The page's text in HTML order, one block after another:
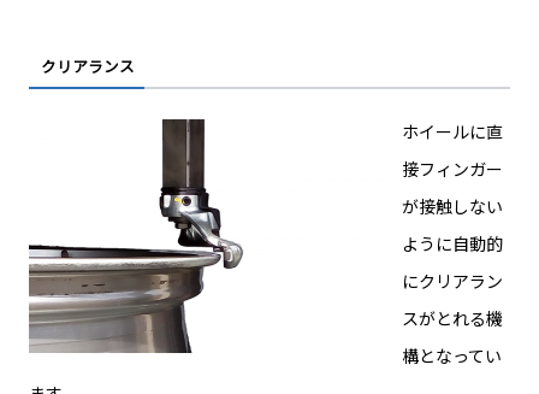
クリアランス
ホイールに直
接フィンガー
が接触しない
ように自動的
にクリアラン
スがとれる機
構となってい